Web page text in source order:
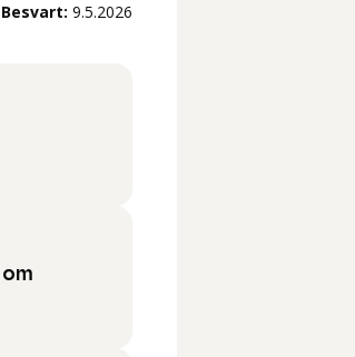
Besvart: 9.5.2026
om